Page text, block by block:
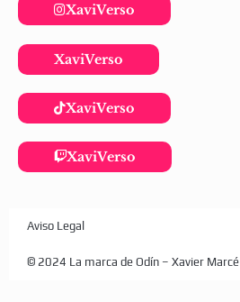
XaviVerso
XaviVerso
XaviVerso
XaviVerso
Aviso Legal
© 2024 La marca de Odín – Xavier Marcé